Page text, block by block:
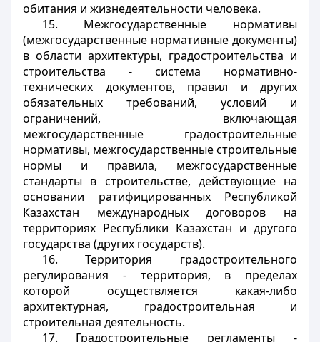
обитания и жизнедеятельности человека.
15. Межгосударственные нормативы
(межгосударственные нормативные документы)
в области архитектуры, градостроительства и
строительства - система нормативно-
технических документов, правил и других
обязательных требований, условий и
ограничений, включающая
межгосударственные градостроительные
нормативы, межгосударственные строительные
нормы и правила, межгосударственные
стандарты в строительстве, действующие на
основании ратифицированных Республикой
Казахстан международных договоров на
территориях Республики Казахстан и другого
государства (других государств).
16. Территория градостроительного
регулирования - территория, в пределах
которой осуществляется какая-либо
архитектурная, градостроительная и
строительная деятельность.
17. Градостроительные регламенты -